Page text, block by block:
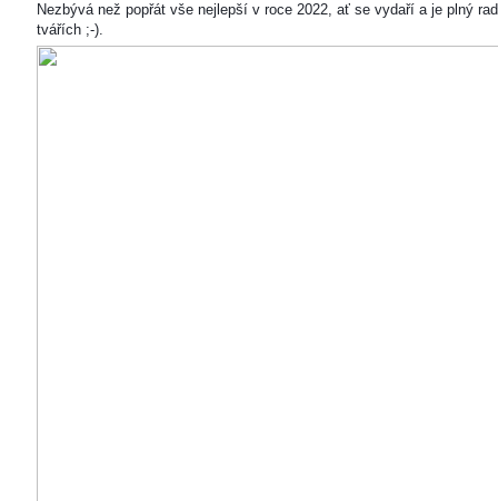
Nezbývá než popřát vše nejlepší v roce 2022, ať se vydaří a je plný
tvářích ;-).